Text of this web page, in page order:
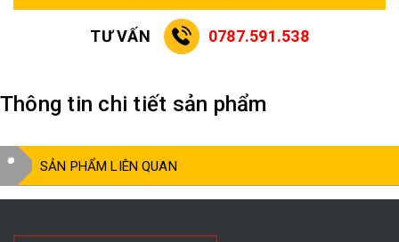
TƯ VẤN 0787.591.538
Thông tin chi tiết sản phẩm
SẢN PHẨM LIÊN QUAN